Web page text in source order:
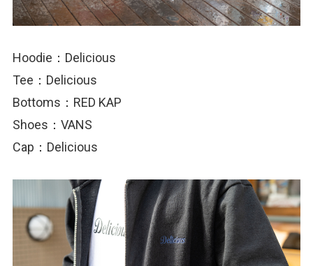
Hoodie：Delicious
Tee：Delicious
Bottoms：RED KAP
Shoes：VANS
Cap：Delicious